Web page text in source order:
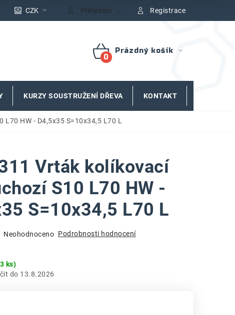
CZK Přihlášení Registrace
NÁKUPNÍ
Prázdný košík
KURZY SOUSTRUŽENÍ DŘEVA KONTAKT
HW - D4,5x35 S=10x34,5 L70 L
Vrták kolíkovací
S10 L70 HW -
S=10x34,5 L70 L
Neohodnoceno Podrobnosti hodnocení
ks)
13.8.2026